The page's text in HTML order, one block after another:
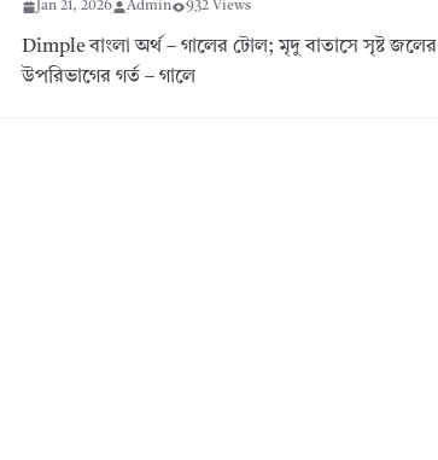
Jan 21, 2026 Admin 932 Views
Dimple বাংলা অর্থ – গালের টোল; মৃদু বাতাসে সৃষ্ট জলের
উপরিভাগের গর্ত – গালে